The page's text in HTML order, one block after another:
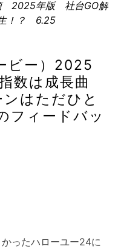
2025年版 社台GO解
！？ 6.25
ビー）2025
数は成長曲
はただひと
フィードバッ
ったハローユー24に